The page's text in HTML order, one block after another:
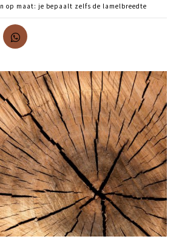
op maat: je bepaalt zelfs de lamelbreedte